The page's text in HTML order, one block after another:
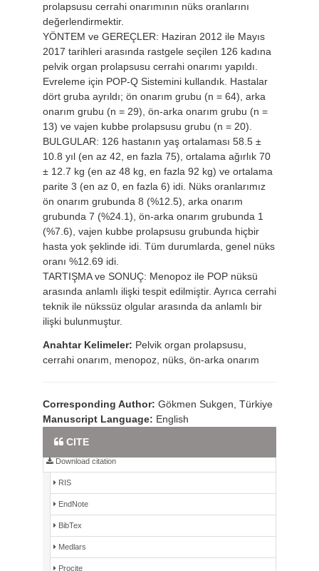
prolapsusu cerrahi onarımının nüks oranlarını
değerlendirmektir.
YÖNTEM ve GEREÇLER: Haziran 2012 ile Mayıs
2017 tarihleri arasında rastgele seçilen 126 kadına
pelvik organ prolapsusu cerrahi onarımı yapıldı.
Evreleme için POP-Q Sistemini kullandık. Hastalar
dört gruba ayrıldı; ön onarım grubu (n = 64), arka
onarım grubu (n = 29), ön-arka onarım grubu (n =
13) ve vajen kubbe prolapsusu grubu (n = 20).
BULGULAR: 126 hastanın yaş ortalaması 58.5 ±
10.8 yıl (en az 42, en fazla 75), ortalama ağırlık 70
± 12.7 kg (en az 48 kg, en fazla 92 kg) ve ortalama
parite 3 (en az 0, en fazla 6) idi. Nüks oranlarımız
ön onarım grubunda 8 (%12.5), arka onarım
grubunda 7 (%24.1), ön-arka onarım grubunda 1
(%7.6), vajen kubbe prolapsusu grubunda hiçbir
hasta yok şeklinde idi. Tüm durumlarda, genel nüks
oranı %12.69 idi.
TARTIŞMA ve SONUÇ: Menopoz ile POP nüksü
arasında anlamlı ilişki tespit edilmiştir. Ayrıca cerrahi
teknik ile nükssüz olgular arasında da anlamlı bir
ilişki bulunmuştur.
Anahtar Kelimeler: Pelvik organ prolapsusu,
cerrahi onarım, menopoz, nüks, ön-arka onarım
Corresponding Author: Gökmen Sukgen, Türkiye
Manuscript Language: English
CITE
Full Text PDF
Download citation
RIS
EndNote
BibTex
Medlars
Procite